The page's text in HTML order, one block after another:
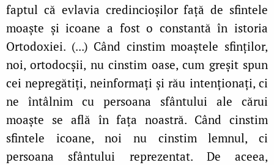
faptul că evlavia credincioșilor față de sfintele
moaște și icoane a fost o constantă în istoria
Ortodoxiei. (...) Când cinstim moaștele sfinților,
noi, ortodocșii, nu cinstim oase, cum greșit spun
cei nepregătiți, neinformați și rău intenționați, ci
ne întâlnim cu persoana sfântului ale cărui
moaște se află în fața noastră. Când cinstim
sfintele icoane, noi nu cinstim lemnul, ci
persoana sfântului reprezentat. De aceea,